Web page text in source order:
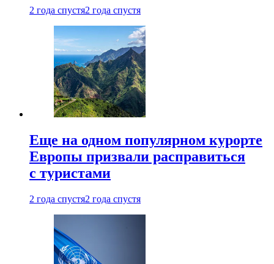
2 года спустя2 года спустя
Еще на одном популярном курорте
Европы призвали расправиться
с туристами
2 года спустя2 года спустя